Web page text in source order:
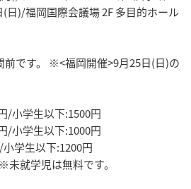
日)/福岡国際会議場 2F 多目的ホール
です。 ※<福岡開催>9月25日(日)の
/小学生以下:1500円
/小学生以下:1000円
学生以下:1200円
就学児は無料です。